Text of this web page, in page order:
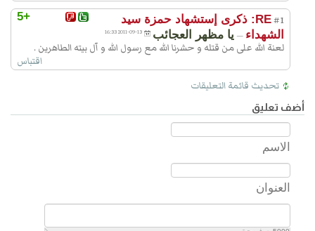
+5 #1
RE: ذكرى إستشهاد حمزة سيد
الشهداء — يا مظهر العجائب 2011-09-13 16:33
لعنة الله على من قتله و حشرنا الله مع رسول الله و آل بيته الطاهرين .
اقتباس
تحديث قائمة التعليقات
أضف تعليق
الاسم
العنوان